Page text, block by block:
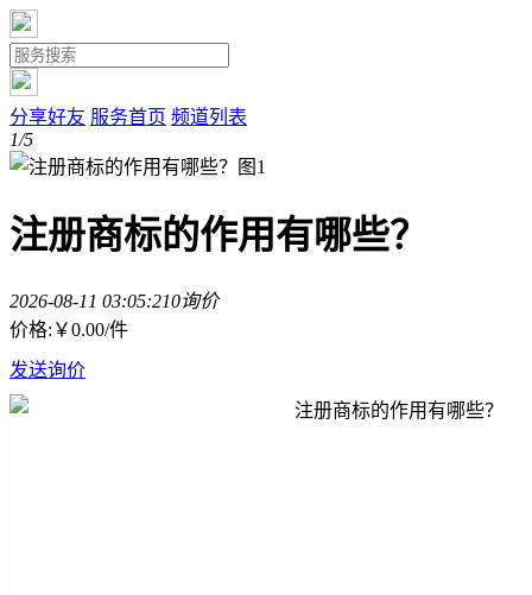
分享好友 服务首页 频道列表
1/5
注册商标的作用有哪些？
2026-08-11 03:05:210询价
价格: ￥0.00/件
发送询价